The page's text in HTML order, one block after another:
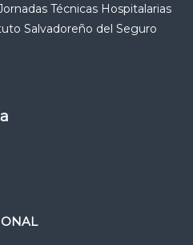
Técnicas Hospitalarias
Salvadoreño del Seguro